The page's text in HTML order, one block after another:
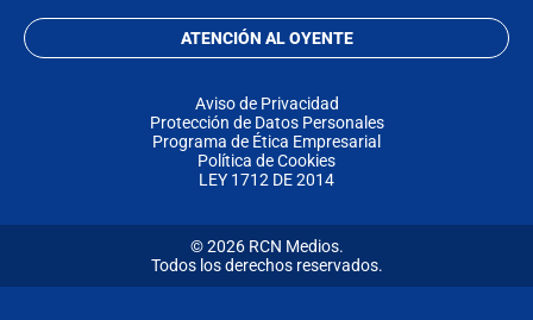
ATENCIÓN AL OYENTE
Aviso de Privacidad
Protección de Datos Personales
Programa de Ética Empresarial
Política de Cookies
LEY 1712 DE 2014
© 2026 RCN Medios.
Todos los derechos reservados.